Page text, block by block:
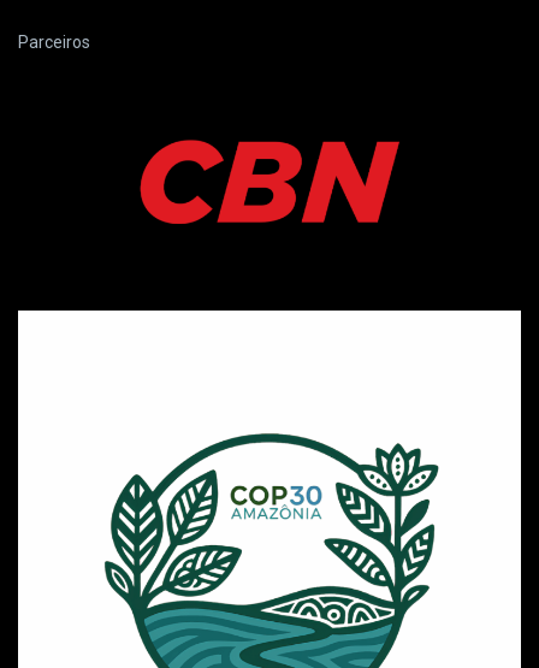
Parceiros